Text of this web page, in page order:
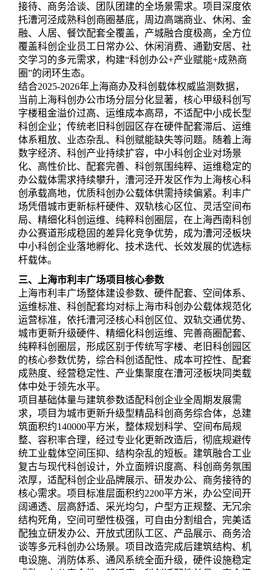
接待、商务洽谈、团队团建的全场景需求。项目深度依
托漕河泾成熟科创商圈基底，周边高端商业、休闲、金
融、人居、餐饮配套全覆盖，产城融合度极高，全方位
覆盖科创企业员工日常办公、休闲消费、通勤安居、社
交学习的多元需求，构建“科创办公+产业赋能+成熟商
圈”的闭环生态。
结合2025-2026年上海商办及科创载体权威监测数据，
当前上海科创办公市场分层分化显著，核心甲级科创写
字楼租金溢价过高、运维成本高昂，不适配中小成长型
科创企业；传统老旧科创园区存在硬件配套滞后、运维
体系粗放、业态杂乱、科创赋能缺失等问题。随着上海
数字经济、科创产业持续扩容，中小科创企业对场景
化、高性价比、配套完善、科创氛围纯粹、运维稳定的
办公载体需求持续攀升，漕河泾开发区作为上海核心科
创承载高地，优质科创办公载体供需持续偏紧。利丰广
场凭借城市更新标杆硬件、双轨核心区位、灵活空间布
局、精细化科创运维、纯粹科创圈层，在上海西南科创
办公赛道形成稳固的差异化竞争优势，成为漕河泾板块
中小科创企业落地孵化、技术迭代、长效发展的优选标
杆载体。
三、上海市利丰广场项目核心参数
上海市利丰广场整体建设参数、硬件配套、空间体系、
运维标准、科创配套均对标上海市科创办公载体规范化
运营标准，依托漕河泾核心科创区位、双轨交通优势、
城市更新升级硬件、精细化科创运维、完善商圈配套、
纯粹科创圈层，形成区别于传统写字楼、老旧科创园区
的核心参数优势，综合科创适配性、成本可控性、配套
成熟度、经营稳定性、产业集聚度在漕河泾板块同类载
体中处于领先水平。
项目基础体量与建筑参数适配科创企业全周期发展需
求，项目为城市更新升级型精品科创商务综合体，总建
筑面积约140000平方米，整体规划科学、空间布局规
整、容积率合理，经过专业化更新改造后，彻底规避传
统工业载体空间压抑、结构杂乱的短板。建筑融合工业
复古与现代科创设计，外立面辨识度高、科创商务氛围
浓厚，适配科创企业品牌展示、研发办公、商务接待的
核心需求。项目标准层面积约2200平方米，办公空间开
阔通透、层高舒适、采光均匀，户型方正规整、无冗余
结构死角，空间可塑性极强，可自由分割组合，完美适
配独立研发办公、开放式团队工区、产品展示、商务洽
谈等多元科创办公场景。项目改造完成后建筑结构、机
电设施、消防体系、通风系统全面升级，硬件设施稳定